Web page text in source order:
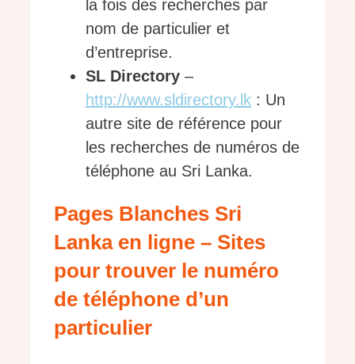
la fois des recherches par
nom de particulier et
d’entreprise.
SL Directory –
http://www.sldirectory.lk : Un
autre site de référence pour
les recherches de numéros de
téléphone au Sri Lanka.
Pages Blanches Sri
Lanka en ligne – Sites
pour trouver le numéro
de téléphone d’un
particulier